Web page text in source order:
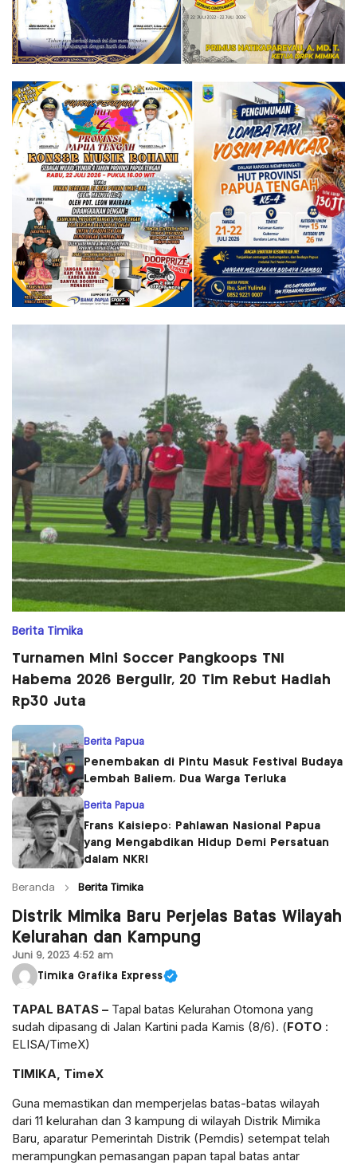
Berita Timika
Turnamen Mini Soccer Pangkoops TNI
Habema 2026 Bergulir, 20 Tim Rebut Hadiah
Rp30 Juta
Berita Papua
Penembakan di Pintu Masuk Festival Budaya
Lembah Baliem, Dua Warga Terluka
Berita Papua
Frans Kaisiepo: Pahlawan Nasional Papua
yang Mengabdikan Hidup Demi Persatuan
dalam NKRI
Beranda Berita Timika
Distrik Mimika Baru Perjelas Batas Wilayah
Kelurahan dan Kampung
Juni 9, 2023 4:52 am
Timika Grafika Express
TAPAL BATAS – Tapal batas Kelurahan Otomona yang
sudah dipasang di Jalan Kartini pada Kamis (8/6). (FOTO :
ELISA/TimeX)
TIMIKA, TimeX
Guna memastikan dan memperjelas batas-batas wilayah
dari 11 kelurahan dan 3 kampung di wilayah Distrik Mimika
Baru, aparatur Pemerintah Distrik (Pemdis) setempat telah
merampungkan pemasangan papan tapal batas antar